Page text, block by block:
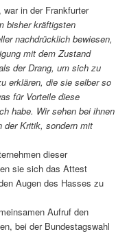
in der Frankfurter
bisher kräftigsten
nachdrücklich bewiesen,
mit dem Zustand
der Drang, um sich zu
erklären, die sie selber so
für Vorteile diese
habe. Wir sehen bei ihnen
der Kritik, sondern mit
dieser
sie sich das Attest
Augen des Hasses zu
Aufruf den
bei der Bundestagswahl